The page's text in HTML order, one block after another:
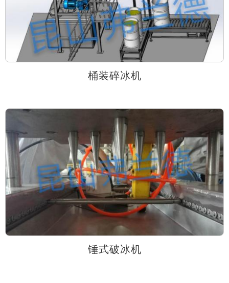
桶装碎冰机
锤式破冰机